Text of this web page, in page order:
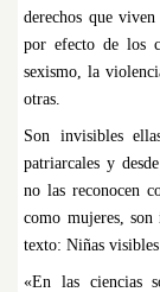
derechos que
por efecto de los
sexismo, la
otras.
Son invisibles
patriarcales y
no las reconocen
como mujeres, son
texto: Niñas
«En las ciencias